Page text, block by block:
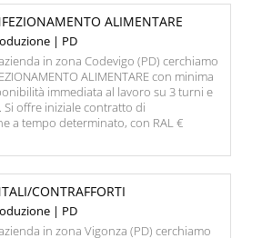
ALIMENTARE
| PD
in zona Codevigo (PD) cerchiamo
ALIMENTARE con minima
immediata al lavoro su 3 turni e
offre iniziale contratto di
a tempo determinato, con RAL €
CONTRAFFORTI
| PD
in zona Vigonza (PD) cerchiamo